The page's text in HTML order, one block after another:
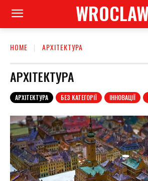
HOME АРХІТЕКТУРА
АРХІТЕКТУРА
АРХІТЕКТУРА БЕЗ КАТЕГОРІЇ ІННОВАЦІЇ